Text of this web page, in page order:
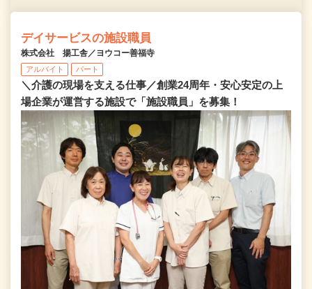
デイサービスの施設職員
株式会社 揚工舎／ヨウコー善福寺
アルバイト パート
＼介護の現場を支える仕事／創業24周年・安心安定の上
場企業が運営する施設で「施設職員」を募集！